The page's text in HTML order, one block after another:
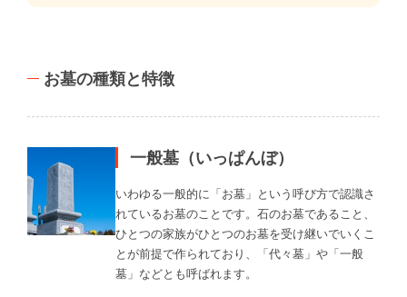
お墓の種類と特徴
一般墓（いっぱんぼ）
いわゆる一般的に「お墓」という呼び方で認識さ
れているお墓のことです。石のお墓であること、
ひとつの家族がひとつのお墓を受け継いでいくこ
とが前提で作られており、「代々墓」や「一般
墓」などとも呼ばれます。